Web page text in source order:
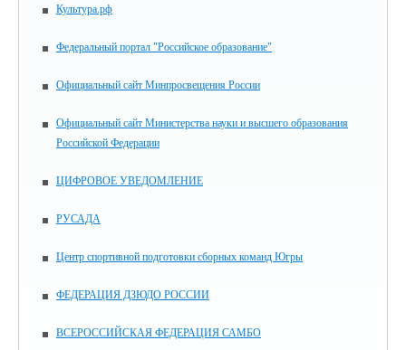
Культура.рф
Федеральный портал "Российское образование"
Официальный сайт Минпросвещения России
Официальный сайт Министерства науки и высшего образования
Российской Федерации
ЦИФРОВОЕ УВЕДОМЛЕНИЕ
РУСАДА
Центр спортивной подготовки сборных команд Югры
ФЕДЕРАЦИЯ ДЗЮДО РОССИИ
ВСЕРОССИЙСКАЯ ФЕДЕРАЦИЯ САМБО